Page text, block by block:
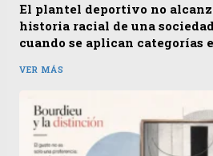
El plantel deportivo no
historia racial de una
cuando se aplican categorías
VER MÁS